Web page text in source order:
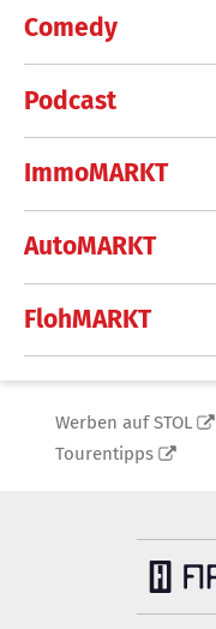
Comedy
Podcast
ImmoMARKT
AutoMARKT
FlohMARKT
Werben auf STOL
Tourentipps